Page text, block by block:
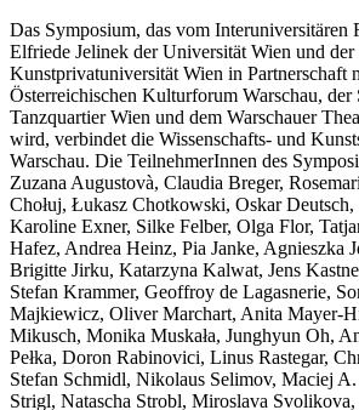
Das Symposium, das vom Interuniversitären
Elfriede Jelinek der Universität Wien und
Kunstprivatuniversität Wien in Partnerschaft
Österreichischen Kulturforum Warschau, der
Tanzquartier Wien und dem Warschauer
wird, verbindet die Wissenschafts- und
Warschau. Die TeilnehmerInnen des
Zuzana Augustovà, Claudia Breger,
Chołuj, Łukasz Chotkowski, Oskar
Karoline Exner, Silke Felber, Olga Flor,
Hafez, Andrea Heinz, Pia Janke, Agnieszka
Brigitte Jirku, Katarzyna Kalwat, Jens
Stefan Krammer, Geoffroy de Lagasnerie,
Majkiewicz, Oliver Marchart, Anita Mayer-
Mikusch, Monika Muskała, Junghyun Oh,
Pełka, Doron Rabinovici, Linus Rastegar,
Stefan Schmidl, Nikolaus Selimov, Maciej
Strigl, Natascha Strobl, Miroslava